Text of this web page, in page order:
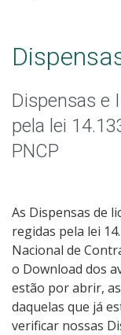
Dispensas e
pela lei
PNCP
As Dispensas de
regidas pela lei
Nacional de
o Download dos
estão por abrir,
daquelas que já
verificar nossas